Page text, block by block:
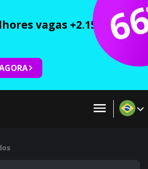
vagas +2.150 cursos